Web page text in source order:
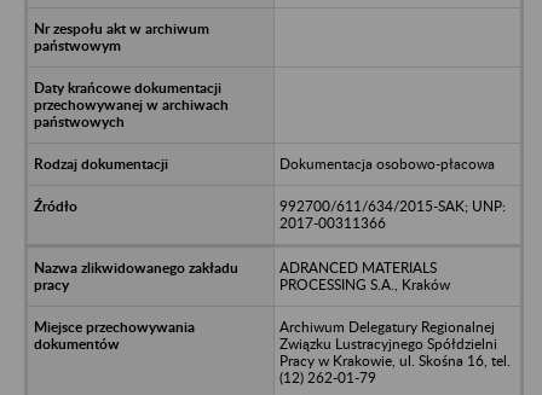
Dokumentacja osobowo-płacowa
992700/611/634/2015-SAK; UNP:
2017-00311366
ADRANCED MATERIALS
PROCESSING S.A., Kraków
Archiwum Delegatury Regionalnej
Związku Lustracyjnego Spółdzielni
Pracy w Krakowie, ul. Skośna 16, tel.
(12) 262-01-79